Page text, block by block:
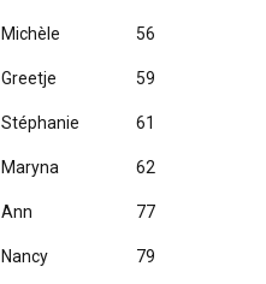
Michèle 56
Greetje 59
Stéphanie 61
Maryna 62
Ann 77
Nancy 79